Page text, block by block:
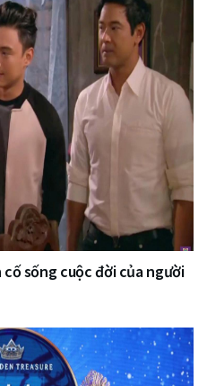
cố sống cuộc đời của người